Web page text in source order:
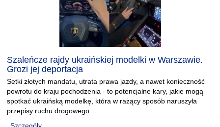
Szaleńcze rajdy ukraińskiej modelki w Warszawie.
Grozi jej deportacja
Setki złotych mandatu, utrata prawa jazdy, a nawet konieczność
powrotu do kraju pochodzenia - to potencjalne kary, jakie mogą
spotkać ukraińską modelkę, która w rażący sposób naruszyła
przepisy ruchu drogowego.